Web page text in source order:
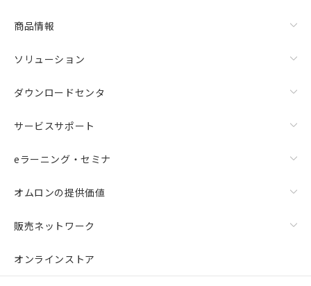
商品情報
ソリューション
ダウンロードセンタ
サービスサポート
eラーニング・セミナ
オムロンの提供価値
販売ネットワーク
オンラインストア